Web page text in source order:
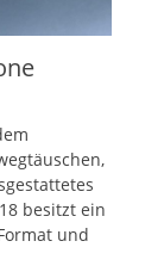
besitzt ein
und